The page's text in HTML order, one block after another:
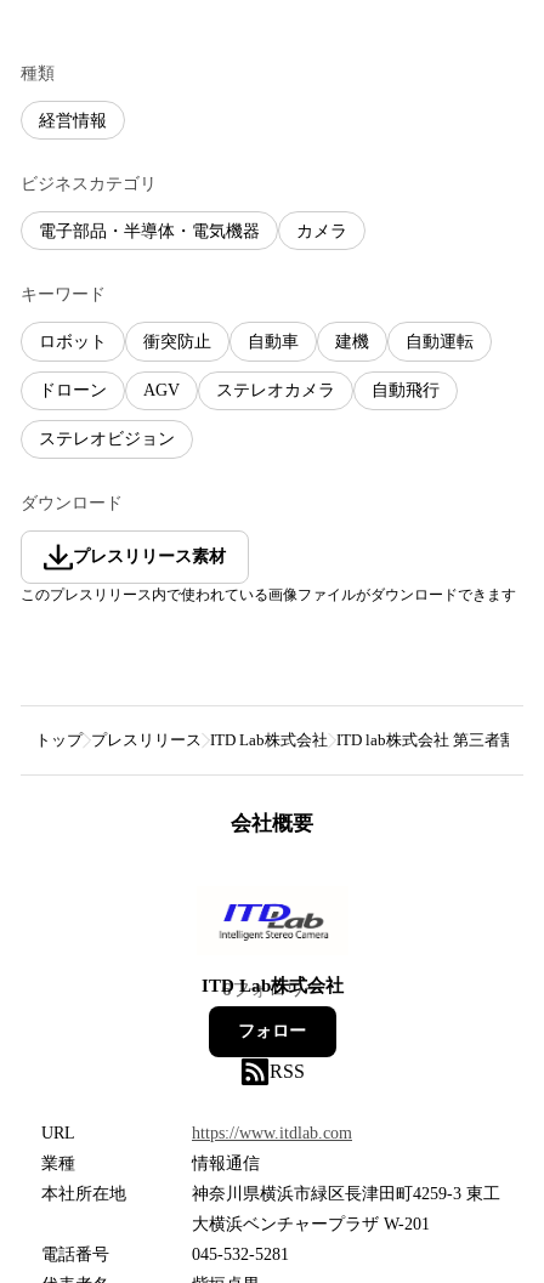
種類
経営情報
ビジネスカテゴリ
電子部品・半導体・電気機器 カメラ
キーワード
ロボット 衝突防止 自動車 建機 自動運転
ドローン AGV ステレオカメラ 自動飛行
ステレオビジョン
ダウンロード
プレスリリース素材
このプレスリリース内で使われている画像ファイルがダウンロードできます
トップ プレスリリース ITD Lab株式会社 ITD lab株式会社 第三者割当
会社概要
ITD Lab株式会社
6フォロワー
フォロー
RSS
URL
https://www.itdlab.com
業種
情報通信
本社所在地
神奈川県横浜市緑区長津田町4259-3 東工
大横浜ベンチャープラザ W-201
電話番号
045-532-5281